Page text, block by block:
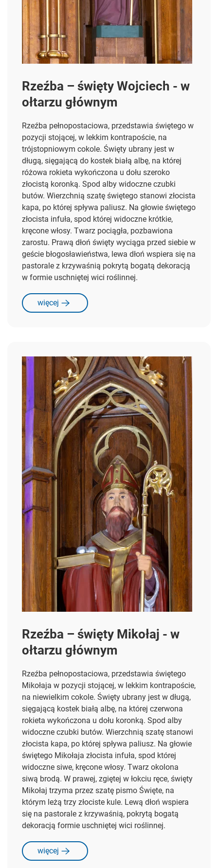
Rzeźba – święty Wojciech - w
ołtarzu głównym
Rzeźba pełnopostaciowa, przedstawia świętego w
pozycji stojącej, w lekkim kontrapoście, na
trójstopniowym cokole. Święty ubrany jest w
długą, sięgającą do kostek białą albę, na której
różowa rokieta wykończona u dołu szeroko
złocistą koronką. Spod alby widoczne czubki
butów. Wierzchnią szatę świętego stanowi złocista
kapa, po której spływa paliusz. Na głowie świętego
złocista infuła, spod której widoczne krótkie,
kręcone włosy. Twarz pociągła, pozbawiona
zarostu. Prawą dłoń święty wyciąga przed siebie w
geście błogosławieństwa, lewa dłoń wspiera się na
pastorale z krzywaśnią pokrytą bogatą dekoracją
w formie uschniętej wici roślinnej.
więcej
Rzeźba – święty Mikołaj - w
ołtarzu głównym
Rzeźba pełnopostaciowa, przedstawia świętego
Mikołaja w pozycji stojącej, w lekkim kontrapoście,
na niewielkim cokole. Święty ubrany jest w długą,
sięgającą kostek białą albę, na której czerwona
rokieta wykończona u dołu koronką. Spod alby
widoczne czubki butów. Wierzchnią szatę stanowi
złocista kapa, po której spływa paliusz. Na głowie
świętego Mikołaja złocista infuła, spod której
widoczne siwe, kręcone włosy. Twarz okolona
siwą brodą. W prawej, zgiętej w łokciu ręce, święty
Mikołaj trzyma przez szatę pismo Święte, na
którym leżą trzy złociste kule. Lewą dłoń wspiera
się na pastorale z krzywaśnią, pokrytą bogatą
dekoracją formie uschniętej wici roślinnej.
więcej